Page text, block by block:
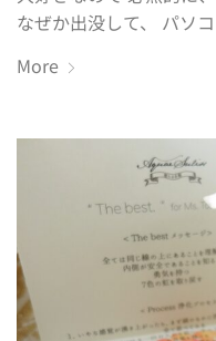
なぜか出没して、 パソ
More